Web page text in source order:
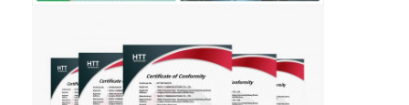
vezel optische kabel
vezel optische patchcord